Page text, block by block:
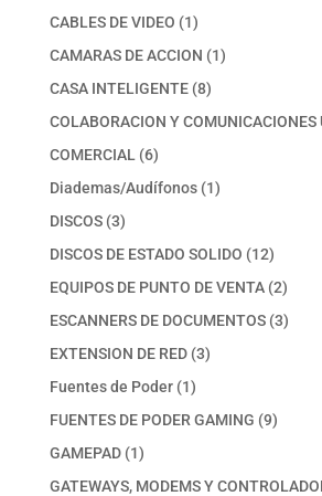
productos
CABLES DE VIDEO 11
producto
CAMARAS DE ACCION 11
CASA INTELIGENTE 88
productos
COLABORACION Y COMUNICACIONES
COMERCIAL 66
productos
Diademas/Audífonos 11
DISCOS 33
productos
DISCOS DE ESTADO SOLIDO 1212
EQUIPOS DE PUNTO DE VENTA 22
ESCANNERS DE DOCUMENTOS 33
EXTENSION DE RED 33
Fuentes de Poder 11
producto
FUENTES DE PODER GAMING 99
GAMEPAD 11
producto
GATEWAYS, MODEMS Y